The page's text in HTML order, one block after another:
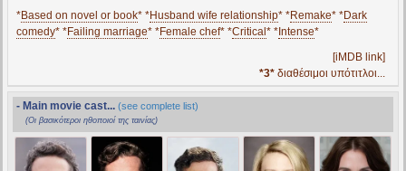
*Based on novel or book* *Husband wife relationship* *Remake* *Dark
comedy* *Failing marriage* *Female chef* *Critical * * Intense*
[iMDB link]
*3* διαθέσιμοι υπότιτλοι...
- Main movie cast... (see complete list)
(Οι βασικότεροι ηθοποιοί της ταινίας)